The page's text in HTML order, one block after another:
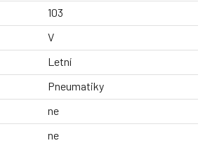
103
V
Letní
Pneumatiky
ne
ne